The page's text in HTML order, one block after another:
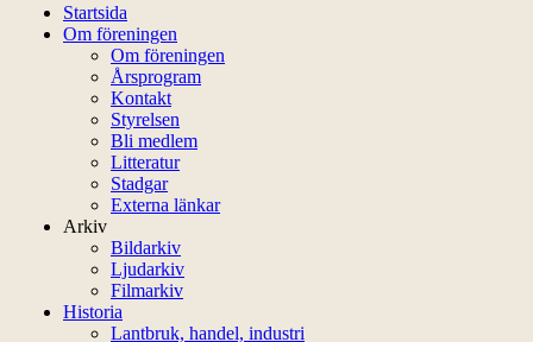
Startsida
Om föreningen
Om föreningen
Årsprogram
Kontakt
Styrelsen
Bli medlem
Litteratur
Stadgar
Externa länkar
Arkiv
Bildarkiv
Ljudarkiv
Filmarkiv
Historia
Lantbruk, handel, industri